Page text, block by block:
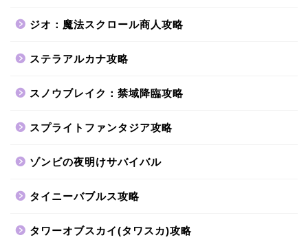
ジオ：魔法スクロール商人攻略
ステラアルカナ攻略
スノウブレイク：禁域降臨攻略
スプライトファンタジア攻略
ゾンビの夜明けサバイバル
タイニーバブルス攻略
タワーオブスカイ(タワスカ)攻略